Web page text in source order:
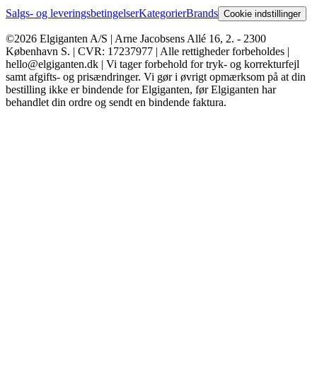
Salgs- og leveringsbetingelserKategorierBrands Cookie indstillinger
©2026 Elgiganten A/S | Arne Jacobsens Allé 16, 2. - 2300
København S. | CVR: 17237977 | Alle rettigheder forbeholdes |
hello@elgiganten.dk | Vi tager forbehold for tryk- og korrekturfejl
samt afgifts- og prisændringer. Vi gør i øvrigt opmærksom på at din
bestilling ikke er bindende for Elgiganten, før Elgiganten har
behandlet din ordre og sendt en bindende faktura.